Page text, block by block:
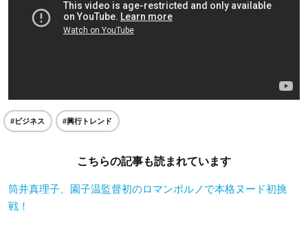
#ビジネス #興行トレンド
こちらの記事も読まれています
筒井真理子、園子温監督初のロマンポルノで本格ヌード初挑
戦！